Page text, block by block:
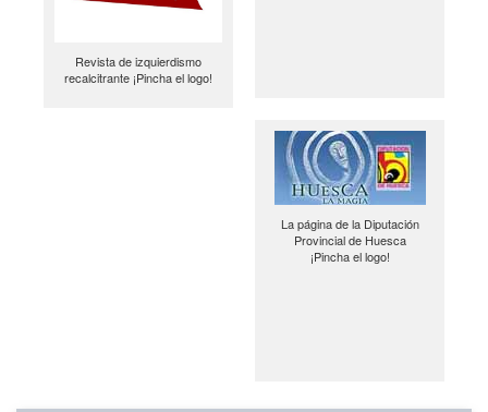
Revista de izquierdismo
recalcitrante ¡Pincha el logo!
La página de la Diputación
Provincial de Huesca
¡Pincha el logo!